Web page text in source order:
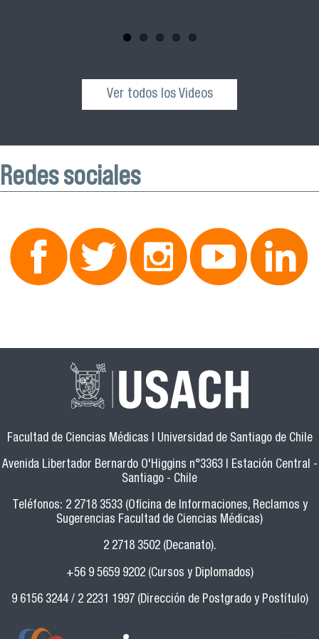
Ver todos los Videos
Redes sociales
Facultad de Ciencias Médicas | Universidad de Santiago de Chile
Avenida Libertador Bernardo O'Higgins n°3363 | Estación Central -
Santiago - Chile
Teléfonos: 2 2718 3533 (Oficina de Informaciones, Reclamos y
Sugerencias Facultad de Ciencias Médicas)
2 2718 3502 (Decanato).
+56 9 5659 9202 (Cursos y Diplomados)
9 6156 3244 / 2 2231 1997 (Dirección de Postgrado y Postítulo)